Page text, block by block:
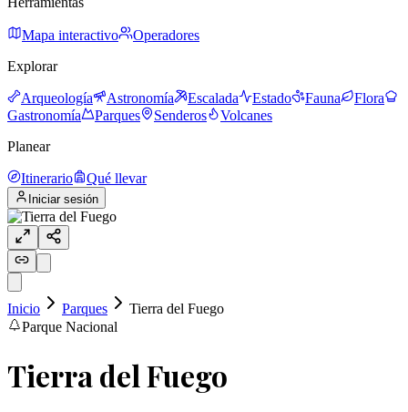
Mapa interactivo
Operadores
Explorar
Arqueología Astronomía Escalada Estado Fauna
Flora
Gastronomía
Parques Senderos
Volcanes
Planear
Itinerario Qué llevar
Iniciar sesión
Inicio Parques
Tierra del Fuego
Parque Nacional
Tierra del Fuego